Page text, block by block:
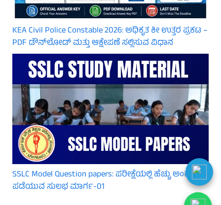
KEA Civil Police Constable 2026: ಅಧಿಕೃತ ಕೀ ಉತ್ತರ ಪ್ರಕಟ –
PDF ಡೌನ್‌ಲೋಡ್ ಮತ್ತು ಆಕ್ಷೇಪಣೆ ಸಲ್ಲಿಸುವ ವಿಧಾನ
SSLC Model Question papers: ಪರೀಕ್ಷೆಯಲ್ಲಿ ಹೆಚ್ಚು ಅಂಕ
ಪಡೆಯುವ ಸುಲಭ ಮಾರ್ಗ-01